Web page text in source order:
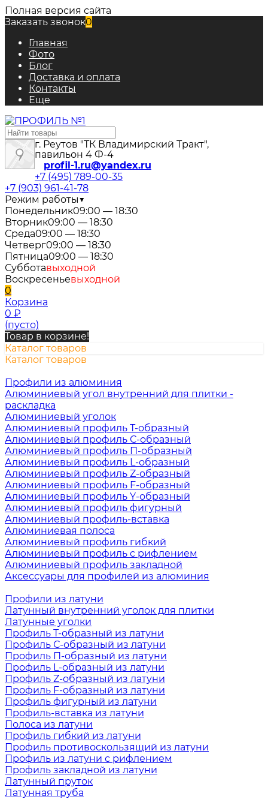
Полная версия сайта
Заказать звонок0
Главная
Фото
Блог
Доставка и оплата
Контакты
Еще
г. Реутов "ТК Владимирский Тракт",
павильон 4 Ф-4
profil-1.ru@yandex.ru
+7 (495) 789-00-35
+7 (903) 961-41-78
Режим работы▼
Понедельник09:00 — 18:30
Вторник09:00 — 18:30
Среда09:00 — 18:30
Четверг09:00 — 18:30
Пятница09:00 — 18:30
Субботавыходной
Воскресеньевыходной
0
Корзина
0 ₽
(пусто)
Товар в корзине!
Каталог товаров
Каталог товаров
Профили из алюминия
Алюминиевый угол внутренний для плитки -
раскладка
Алюминиевый уголок
Алюминиевый профиль Т-образный
Алюминиевый профиль С-образный
Алюминиевый профиль П-образный
Алюминиевый профиль L-образный
Алюминиевый профиль Z-образный
Алюминиевый профиль F-образный
Алюминиевый профиль Y-образный
Алюминиевый профиль фигурный
Алюминиевый профиль-вставка
Алюминиевая полоса
Алюминиевый профиль гибкий
Алюминиевый профиль с рифлением
Алюминиевый профиль закладной
Аксессуары для профилей из алюминия
Профили из латуни
Латунный внутренний уголок для плитки
Латунные уголки
Профиль Т-образный из латуни
Профиль С-образный из латуни
Профиль П-образный из латуни
Профиль L-образный из латуни
Профиль Z-образный из латуни
Профиль F-образный из латуни
Профиль фигурный из латуни
Профиль-вставка из латуни
Полоса из латуни
Профиль гибкий из латуни
Профиль противоскользящий из латуни
Профиль из латуни с рифлением
Профиль закладной из латуни
Латунный пруток
Латунная труба